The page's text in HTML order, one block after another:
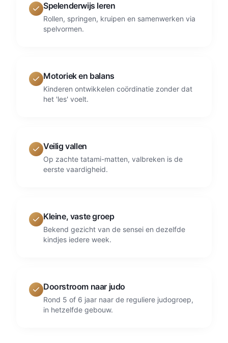
Spelenderwijs leren
Rollen, springen, kruipen en samenwerken via
spelvormen.
Motoriek en balans
Kinderen ontwikkelen coördinatie zonder dat
het 'les' voelt.
Veilig vallen
Op zachte tatami-matten, valbreken is de
eerste vaardigheid.
Kleine, vaste groep
Bekend gezicht van de sensei en dezelfde
kindjes iedere week.
Doorstroom naar judo
Rond 5 of 6 jaar naar de reguliere judogroep,
in hetzelfde gebouw.